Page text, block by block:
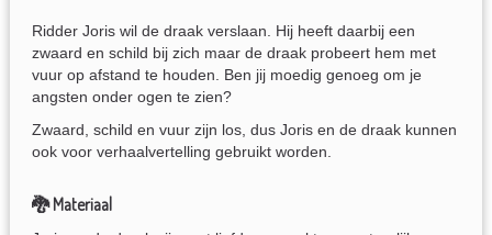
Ridder Joris wil de draak verslaan. Hij heeft daarbij een
zwaard en schild bij zich maar de draak probeert hem met
vuur op afstand te houden. Ben jij moedig genoeg om je
angsten onder ogen te zien?
Zwaard, schild en vuur zijn los, dus Joris en de draak kunnen
ook voor verhaalvertelling gebruikt worden.
🐉 Materiaal